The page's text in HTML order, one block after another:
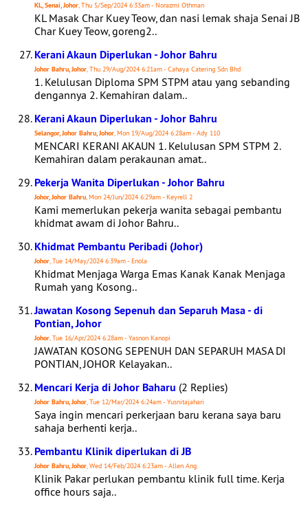
KL, Senai, Johor, Thu 5/Sep/2024 6:33am - Norazmi Othman
KL Masak Char Kuey Teow, dan nasi lemak shaja Senai JB
Char Kuey Teow, goreng2..
Kerani Akaun Diperlukan - Johor Bahru
Johor Bahru, Johor, Thu 29/Aug/2024 6:21am - Cahaya Catering Sdn Bhd
1. Kelulusan Diploma SPM STPM atau yang sebanding
dengannya 2. Kemahiran dalam..
Kerani Akaun Diperlukan - Johor Bahru
Selangor, Johor Bahru, Johor, Mon 19/Aug/2024 6:28am - Ady 110
MENCARI KERANI AKAUN 1. Kelulusan SPM STPM 2.
Kemahiran dalam perakaunan amat..
Pekerja Wanita Diperlukan - Johor Bahru
Johor, Johor Bahru, Mon 24/Jun/2024 6:29am - Keyrell 2
Kami memerlukan pekerja wanita sebagai pembantu
khidmat awam di Johor Bahru..
Khidmat Pembantu Peribadi (Johor)
Johor, Tue 14/May/2024 6:39am - Enola
Khidmat Menjaga Warga Emas Kanak Kanak Menjaga
Rumah yang Kosong..
Jawatan Kosong Sepenuh dan Separuh Masa - di
Pontian, Johor
Johor, Tue 16/Apr/2024 6:28am - Yasnon Kanopi
JAWATAN KOSONG SEPENUH DAN SEPARUH MASA DI
PONTIAN, JOHOR Kelayakan..
Mencari Kerja di Johor Baharu (2 Replies)
Johor Bahru, Johor, Tue 12/Mar/2024 6:24am - Yusnitajahari
Saya ingin mencari perkerjaan baru kerana saya baru
sahaja berhenti kerja..
Pembantu Klinik diperlukan di JB
Johor Bahru, Johor, Wed 14/Feb/2024 6:23am - Allen Ang
Klinik Pakar perlukan pembantu klinik full time. Kerja
office hours saja..